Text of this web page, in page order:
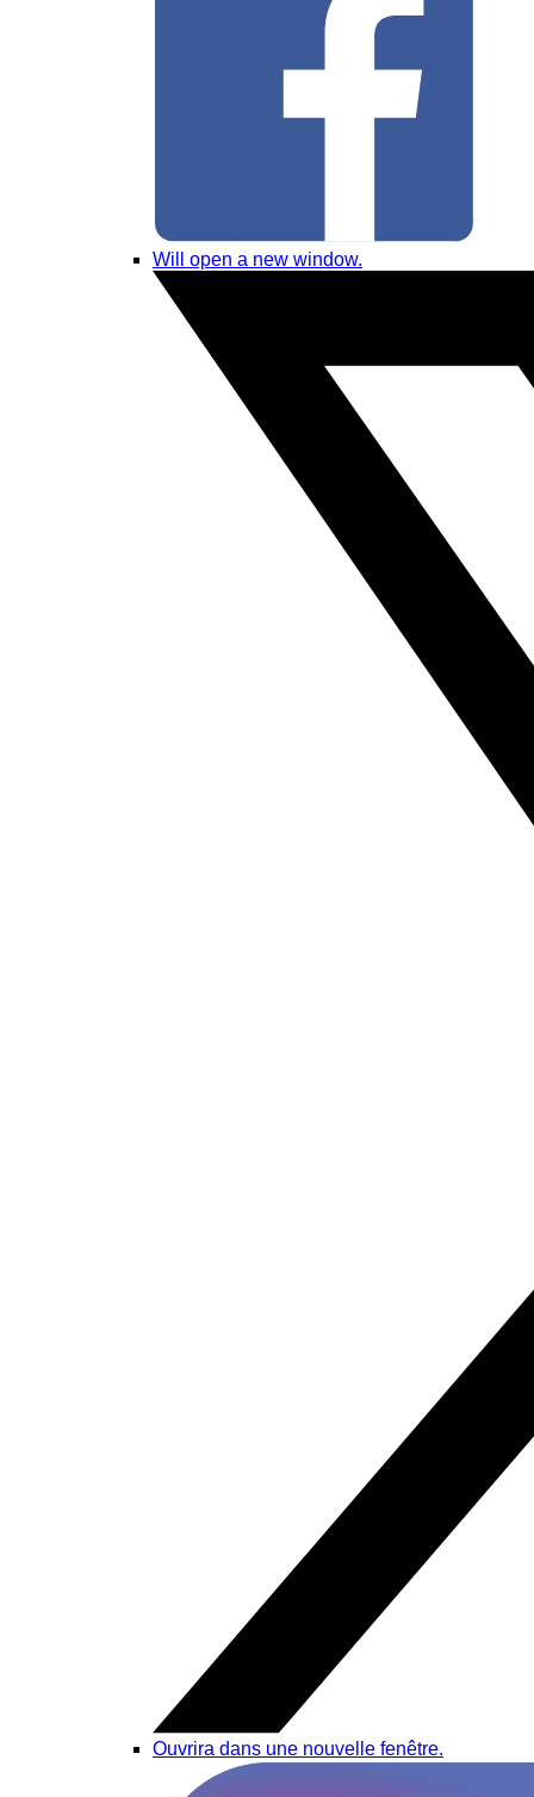
Will open a new window.
Ouvrira dans une nouvelle fenêtre.